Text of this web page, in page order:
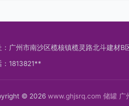
：广州市南沙区榄核镇榄灵路北斗建材B
：1813821**
© 2026 www.ghjsrq.com 储罐 广